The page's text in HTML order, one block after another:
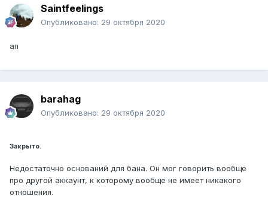
Saintfeelings
Опубликовано: 29 октября 2020
ап
barahag
Опубликовано: 29 октября 2020
Закрыто.
Недостаточно оснований для бана. Он мог говорить вообще
про другой аккаунт, к которому вообще не имеет никакого
отношения.